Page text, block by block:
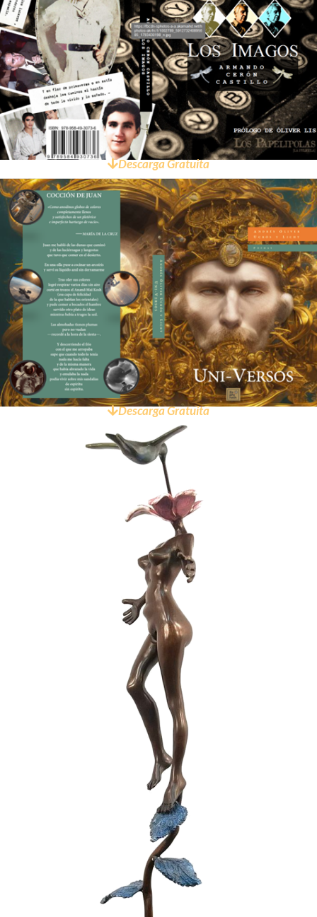
Descarga Gratuita
Descarga Gratuita